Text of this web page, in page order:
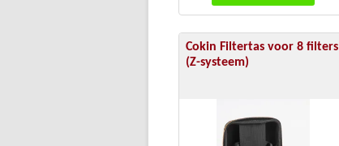
Cokin Filtertas voor 8 filters
(Z-systeem)